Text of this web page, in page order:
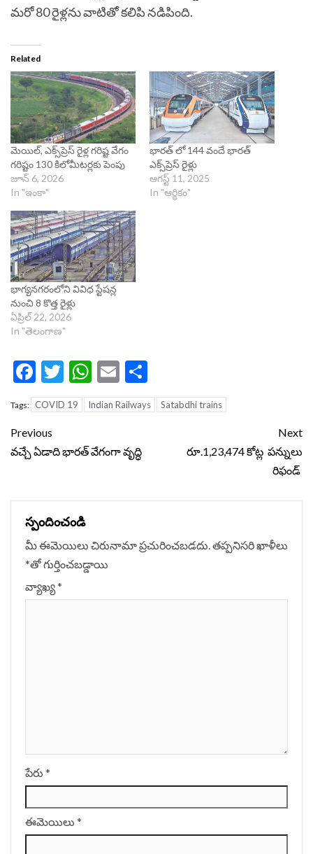
మరో 80 రైళ్లను వాటితో కలిపి నడిపింది.
Related
మెయిల్, ఎక్స్‌ప్రెస్ రైళ్ల గరిష్ట వేగం
గరిష్టం 130 కిలోమీటర్లకు పెంపు
జూన్ 6, 2026
In "ఇంకా"
భారత్ లో 144 వందే భారత్
ఎక్స్‌ప్రెస్ రైళ్లు
ఆగస్ట్ 11, 2025
In "ఆర్థికం"
భాగ్యనగరంలోని వివిధ స్టేషన్ల
నుంచి 8 కొత్త రైళ్లు
ఏప్రిల్ 22, 2026
In "తెలంగాణ"
Facebook
Twitter
WhatsApp
Email
Tags: COVID 19 Indian Railways Satabdhi trains
Continue
Reading
Previous
వచ్చే ఏడాది భారత్ వేగంగా వృద్ధి
Next
రూ.1,23,474 కోట్ల పన్నులు
రిఫండ్
స్పందించండి
మీ ఈమెయిలు చిరునామా ప్రచురించబడదు.తప్పనిసరి ఖాళీలు
*‌తో గుర్తించబడ్డాయి
వ్యాఖ్య*
పేరు *
ఈమెయిలు *